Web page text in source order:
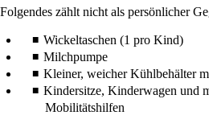
Folgendes zählt nicht als persönlicher
Wickeltaschen (1 pro Kind)
Milchpumpe
Kleiner, weicher Kühlbehälter
Kindersitze, Kinderwagen und
Mobilitätshilfen